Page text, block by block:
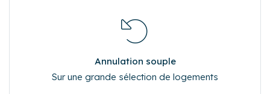
Annulation souple
Sur une grande sélection de logements